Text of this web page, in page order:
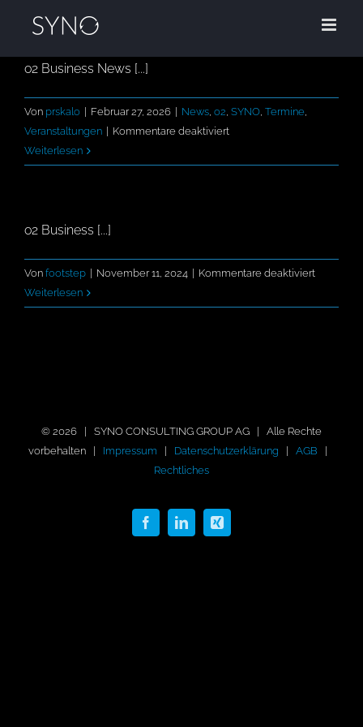
springen
o2 Business News [...]
Von prskalo Februar 27, 2026 News, o2, SYNO, Termine,
Veranstaltungen
Kommentare deaktiviertfür
Inhalt
Weiterlesen
o2 Business [...]
Von footstep November 11, 2024 Kommentare deaktiviertfür
Inhalt
Weiterlesen
© 2026 | SYNO CONSULTING GROUP AG | Alle Rechte
vorbehalten | Impressum Datenschutzerklärung AGB
Rechtliches
FacebookLinkedInXing